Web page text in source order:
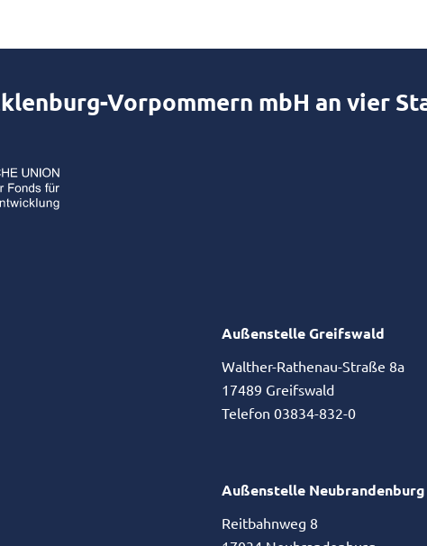
Vorpommern mbH an vier
Außenstelle Greifswald
Walther-Rathenau-Straße 8a
17489 Greifswald
Telefon 03834-832-0
Außenstelle Neubrandenburg
Reitbahnweg 8